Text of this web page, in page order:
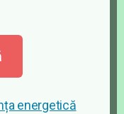
energetică